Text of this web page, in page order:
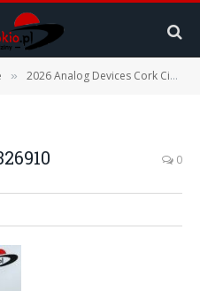
» 2026 Analog Devices Cork City Marathon – 31.05.2026
0